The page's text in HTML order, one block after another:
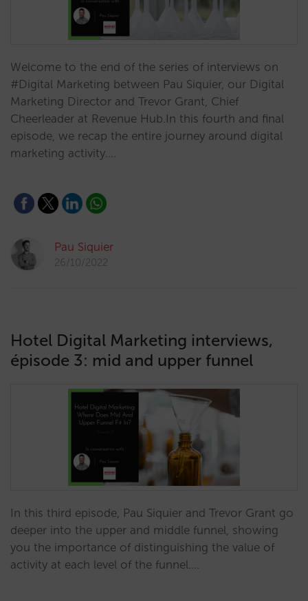
Welcome to the end of the series of interviews on
#Digital Marketing between Pau Siquier, our Digital
Marketing Director and Trevor Grant, Chief
Cheerleader at Revenue Hub.In this fourth and final
episode, we recap the entire journey around digital
marketing activity.…
Pau Siquier
26/10/2022
Hotel Digital Marketing interviews,
épisode 3: mid and upper funnel
In this third episode, Pau Siquier and Trevor Grant go
deeper into the upper and middle funnel, showing
you the importance of distinguishing the value of
activity at each level of the funnel.…